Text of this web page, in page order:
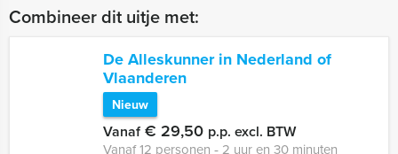
Combineer dit uitje met:
De Alleskunner in Nederland of
Vlaanderen
Nieuw
Vanaf€ 29,50 p.p. excl. BTW
Vanaf 12 personen ‐ 2 uur en 30 minuten